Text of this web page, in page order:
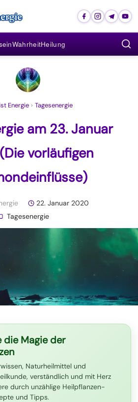
WahrheitHeilung
Energie › Tagesenergie
am 23. Januar
vorläufigen
22. Januar 2020
Tagesenergie
die Magie der
Naturheilmittel und
verständlich und mit Herz
durch unzählige Heilpflanzen-
und Tipps.